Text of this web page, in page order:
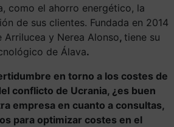
como el ahorro energético, la
de sus clientes. Fundada en 2014
y Nerea Alonso, tiene su
de Álava.
en torno a los costes de
conflicto de Ucrania, ¿es buen
empresa en cuanto a consultas,
para optimizar costes en el